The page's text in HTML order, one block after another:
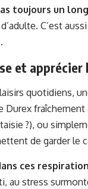
toujours un
C’est
et apprécier
quotidiens,
Durex
?), ou
de garder le
ces
au stress